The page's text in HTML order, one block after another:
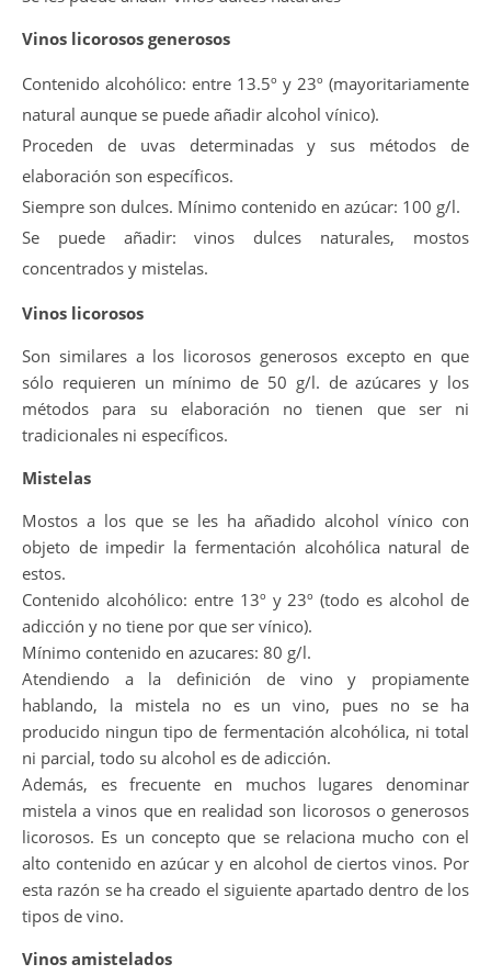
Vinos licorosos generosos
Contenido alcohólico: entre 13.5º y 23º (mayoritariamente
natural aunque se puede añadir alcohol vínico).
Proceden de uvas determinadas y sus métodos de
elaboración son específicos.
Siempre son dulces. Mínimo contenido en azúcar: 100 g/l.
Se puede añadir: vinos dulces naturales, mostos
concentrados y mistelas.
Vinos licorosos
Son similares a los licorosos generosos excepto en que
sólo requieren un mínimo de 50 g/l. de azúcares y los
métodos para su elaboración no tienen que ser ni
tradicionales ni específicos.
Mistelas
Mostos a los que se les ha añadido alcohol vínico con
objeto de impedir la fermentación alcohólica natural de
estos.
Contenido alcohólico: entre 13º y 23º (todo es alcohol de
adicción y no tiene por que ser vínico).
Mínimo contenido en azucares: 80 g/l.
Atendiendo a la definición de vino y propiamente
hablando, la mistela no es un vino, pues no se ha
producido ningun tipo de fermentación alcohólica, ni total
ni parcial, todo su alcohol es de adicción.
Además, es frecuente en muchos lugares denominar
mistela a vinos que en realidad son licorosos o generosos
licorosos. Es un concepto que se relaciona mucho con el
alto contenido en azúcar y en alcohol de ciertos vinos. Por
esta razón se ha creado el siguiente apartado dentro de los
tipos de vino.
Vinos amistelados